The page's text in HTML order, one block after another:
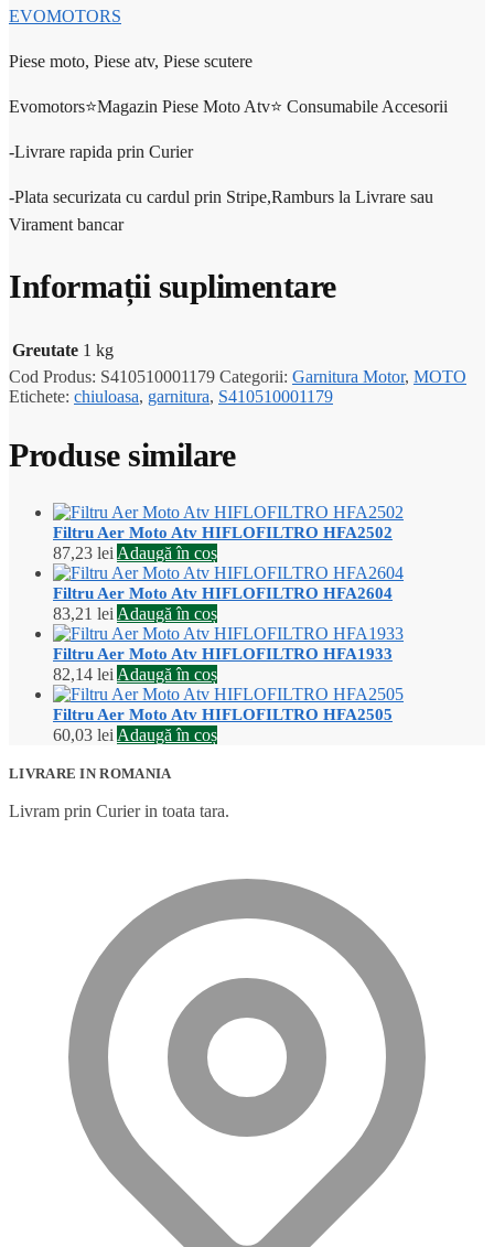
EVOMOTORS
Piese moto, Piese atv, Piese scutere
Evomotors⭐️Magazin Piese Moto Atv⭐️ Consumabile Accesorii
-Livrare rapida prin Curier
-Plata securizata cu cardul prin Stripe,Ramburs la Livrare sau
Virament bancar
Informații suplimentare
Greutate 1 kg
Cod Produs: S410510001179 Categorii: Garnitura Motor, MOTO
Etichete: chiuloasa, garnitura, S410510001179
Produse similare
Filtru Aer Moto Atv HIFLOFILTRO HFA2502
87,23 lei Adaugă în coș
Filtru Aer Moto Atv HIFLOFILTRO HFA2604
83,21 lei Adaugă în coș
Filtru Aer Moto Atv HIFLOFILTRO HFA1933
82,14 lei Adaugă în coș
Filtru Aer Moto Atv HIFLOFILTRO HFA2505
60,03 lei Adaugă în coș
LIVRARE IN ROMANIA
Livram prin Curier in toata tara.